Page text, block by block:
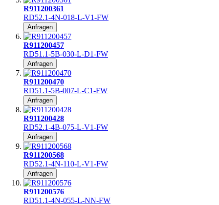
R911200361
RD52.1-4N-018-L-V1-FW
Anfragen
R911200457
RD51.1-5B-030-L-D1-FW
Anfragen
R911200470
RD51.1-5B-007-L-C1-FW
Anfragen
R911200428
RD52.1-4B-075-L-V1-FW
Anfragen
R911200568
RD52.1-4N-110-L-V1-FW
Anfragen
R911200576
RD51.1-4N-055-L-NN-FW